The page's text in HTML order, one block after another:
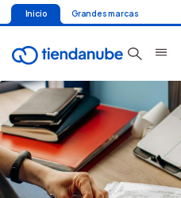
Inicio Grandes marcas